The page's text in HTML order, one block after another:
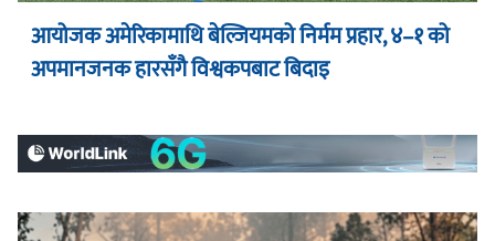
आयोजक अमेरिकामाथि बेल्जियमको निर्मम प्रहार, ४–१ को
अपमानजनक हारसँगै विश्वकपबाट बिदाइ